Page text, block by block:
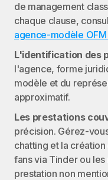
de management
chaque clause,
agence-modèle
L'identification des
l'agence, forme
modèle et du
approximatif.
Les prestations
précision. Gérez-
chatting et la
fans via Tinder ou
prestation non